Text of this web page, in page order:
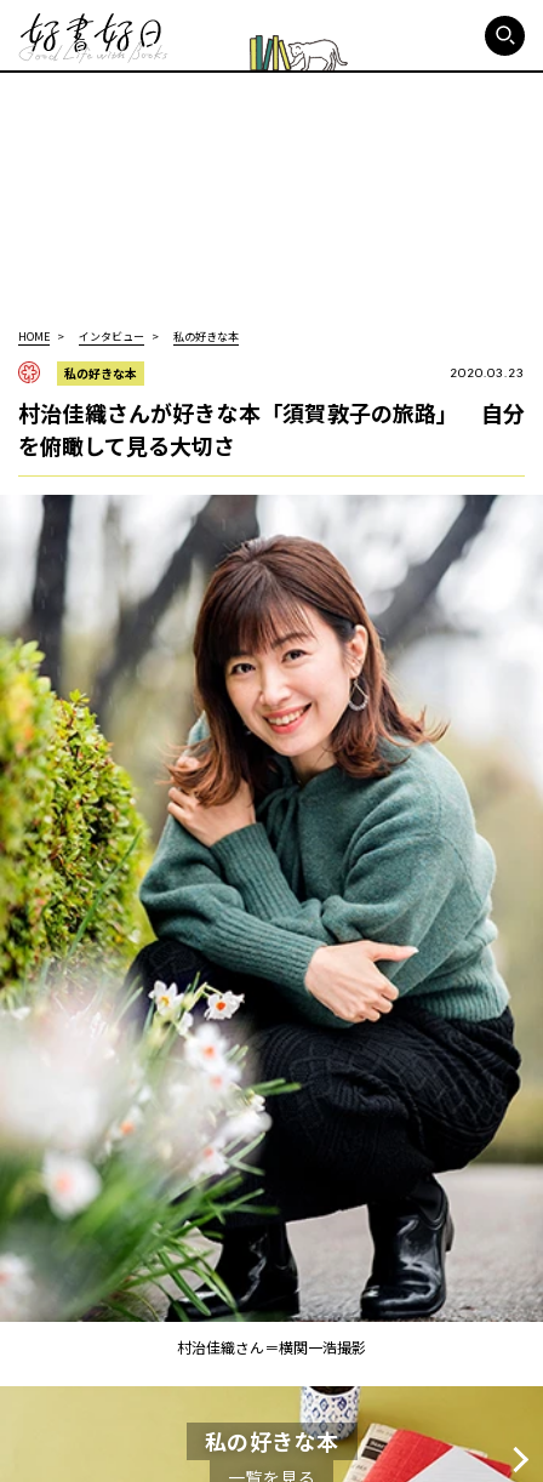
HOME インタビュー 私の好きな本
私の好きな本 2020.03.23
村治佳織さんが好きな本「須賀敦子の旅路」 自分
を俯瞰して見る大切さ
村治佳織さん＝横関一浩撮影
私の好きな本